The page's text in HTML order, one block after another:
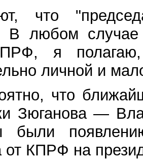
что
В любом
я
личной и
что
Зюганова —
были
от КПРФ на